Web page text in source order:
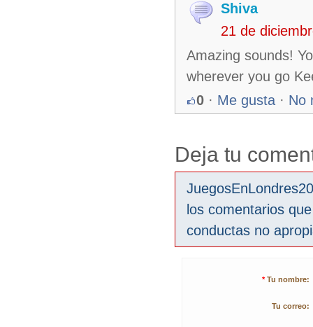
Shiva
21 de
Amazing sounds!
wherever you go
0 · Me gusta · No
Deja tu
los comentarios
conductas no
* Tu nombre:
Tu correo: